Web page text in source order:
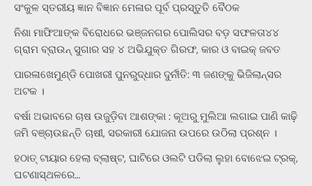
ସଂକୁଳ ସ୍ତରୀୟ ଜ୍ଞାନ ବିଜ୍ଞାନ ମେଳାର ପୂର୍ବ ପ୍ରସ୍ତୁତି ବୈଠକ
ନିଶା ମାଫିଆଙ୍କ ବିରୋଧରେ ଭଞ୍ଜନଗର ପୋଲିସର ବଡ଼ ସଫଳତା୪୪
ଗ୍ରାମ ବ୍ରାଉନ୍ ସୁଗାର ସହ ୪ ଅଭିଯୁକ୍ତ ଗିରଫ, କାର ଓ ବାଇକ୍ ଜବତ
ପାରଳାଖେମୁଣ୍ଡି ପୋଖରୀ ପୁନରୁଦ୍ଧାର ଦୁର୍ନୀତି: ୩ ଜଣଙ୍କୁ ଭିଜିଲାନ୍ସର
ଅଟକ ।
ବର୍ଷା ଅଭାବରେ ଚାଷ ଉଜୁଡ଼ିବା ଆଶଙ୍କା : କୂଅରୁ ମୁଲିଆ ଲଗାଇ ପାଣି କାଢ଼ି
ଜମି ବଞ୍ଚାଉଛନ୍ତି ଚାଷୀ, ସରକାରୀ ଯୋଜନା ଉପରେ ଉଠିଲା ପ୍ରଶ୍ନ ।
ହଠାତ୍‌ ଟାୟାର ହେଲା ବ୍ଲାଷ୍ଟ, ଘାଟିରେ ଓଲଟି ପଡିଲା ଲୁହା ବୋଝେଇ ଟ୍ରକ୍‌,
ଘଟଣାସ୍ଥଳରେ…